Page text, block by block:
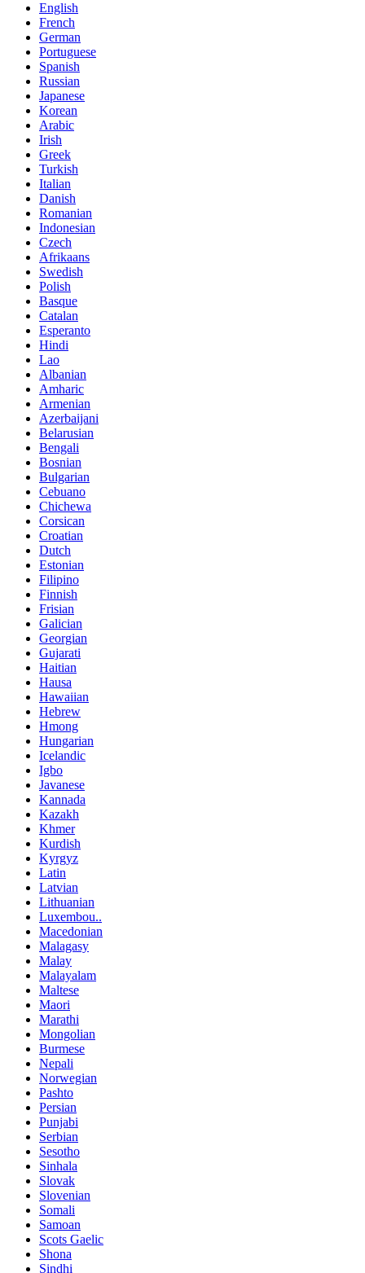
English
French
German
Portuguese
Spanish
Russian
Japanese
Korean
Arabic
Irish
Greek
Turkish
Italian
Danish
Romanian
Indonesian
Czech
Afrikaans
Swedish
Polish
Basque
Catalan
Esperanto
Hindi
Lao
Albanian
Amharic
Armenian
Azerbaijani
Belarusian
Bengali
Bosnian
Bulgarian
Cebuano
Chichewa
Corsican
Croatian
Dutch
Estonian
Filipino
Finnish
Frisian
Galician
Georgian
Gujarati
Haitian
Hausa
Hawaiian
Hebrew
Hmong
Hungarian
Icelandic
Igbo
Javanese
Kannada
Kazakh
Khmer
Kurdish
Kyrgyz
Latin
Latvian
Lithuanian
Luxembou..
Macedonian
Malagasy
Malay
Malayalam
Maltese
Maori
Marathi
Mongolian
Burmese
Nepali
Norwegian
Pashto
Persian
Punjabi
Serbian
Sesotho
Sinhala
Slovak
Slovenian
Somali
Samoan
Scots Gaelic
Shona
Sindhi